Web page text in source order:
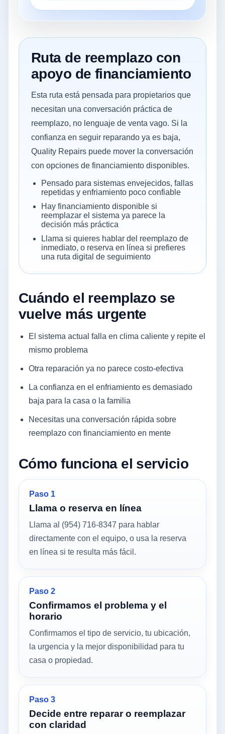
Ruta de reemplazo con
apoyo de financiamiento
Esta ruta está pensada para propietarios que
necesitan una conversación práctica de
reemplazo, no lenguaje de venta vago. Si la
confianza en seguir reparando ya es baja,
Quality Repairs puede mover la conversación
con opciones de financiamiento disponibles.
Pensado para sistemas envejecidos, fallas
repetidas y enfriamiento poco confiable
Hay financiamiento disponible si
reemplazar el sistema ya parece la
decisión más práctica
Llama si quieres hablar del reemplazo de
inmediato, o reserva en línea si prefieres
una ruta digital de seguimiento
Cuándo el reemplazo se
vuelve más urgente
El sistema actual falla en clima caliente y repite el
mismo problema
Otra reparación ya no parece costo-efectiva
La confianza en el enfriamiento es demasiado
baja para la casa o la familia
Necesitas una conversación rápida sobre
reemplazo con financiamiento en mente
Cómo funciona el servicio
Paso 1
Llama o reserva en línea
Llama al (954) 716-8347 para hablar
directamente con el equipo, o usa la reserva
en línea si te resulta más fácil.
Paso 2
Confirmamos el problema y el
horario
Confirmamos el tipo de servicio, tu ubicación,
la urgencia y la mejor disponibilidad para tu
casa o propiedad.
Paso 3
Decide entre reparar o reemplazar
con claridad